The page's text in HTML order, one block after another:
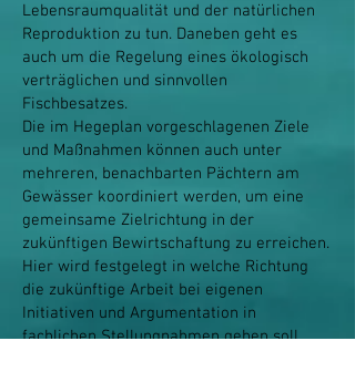
Lebensraumqualität und der natürlichen
Reproduktion zu tun. Daneben geht es
auch um die Regelung eines ökologisch
verträglichen und sinnvollen
Fischbesatzes.
Die im Hegeplan vorgeschlagenen Ziele
und Maßnahmen können auch unter
mehreren, benachbarten Pächtern am
Gewässer koordiniert werden, um eine
gemeinsame Zielrichtung in der
zukünftigen Bewirtschaftung zu erreichen.
Hier wird festgelegt in welche Richtung
die zukünftige Arbeit bei eigenen
Initiativen und Argumentation in
fachlichen Stellungnahmen gehen soll.